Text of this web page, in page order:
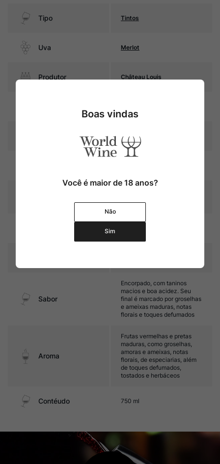
Tipo Tintos
Uva Merlot
Produtor Château Louis
França
15 a 16 meses em barricas de
Sabor
Encorpado, com taninos
macios e boa acidez. Seu
final é marcado por groselhas
e ameixas maduras, notas
florais e toques defumados
Aroma
Frutas vermelhas e pretas
maduras, como groselhas,
amoras e ameixas, notas
florais, de especiarias, além
de toques defumados,
tostados e herbáceos
Contéudo 750 ml
Boas vindas
Você é maior de 18 anos?
Não
Sim